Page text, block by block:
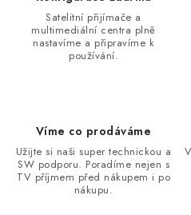
Satelitní přijímače a
multimediální centra plně
nastavíme a připravíme k
používání.
Víme co prodáváme
Užijte si naši super technickou a
SW podporu. Poradíme nejen s
TV příjmem před nákupem i po
nákupu.